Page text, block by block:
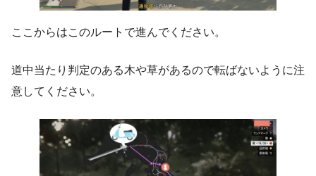
ここからはこのルートで進んでください。
道中当たり判定のある木や草があるので転ばないように注
意してください。